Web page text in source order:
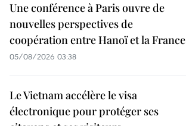
Une conférence à Paris ouvre de
nouvelles perspectives de
coopération entre Hanoï et la France
05/08/2026 03:38
Le Vietnam accélère le visa
électronique pour protéger ses